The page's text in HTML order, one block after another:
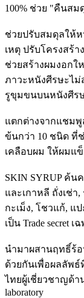
100% ช่วย "คืนส
ช่วยปรับสมดุลให้
เหตุ ปรับโครงสร้
ช่วยสร้างผมงอก
ภาวะหนังศีรษะไม่
รูขุมขนบนหนังศีร
แตกต่างจากแชม
ข้นกว่า 10 ชนิด ที่
เคลือบผม ให้ผมแ
SKIN SYRUP ค้
และเกาหลี ถั่งเช่
กะเม็ง, โชวแก้,
เป็น Trade secret
นำมาผสานฤทธิ์ร้
ด้วยกันเพื่อผลลัพ
ไทยผู้เชี่ยวชาญด้า
laboratory